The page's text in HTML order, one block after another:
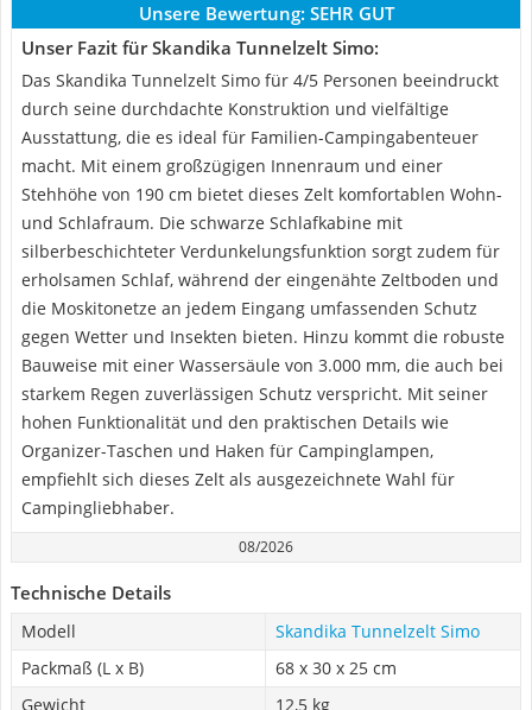
Unsere Bewertung: SEHR GUT
Unser Fazit für Skandika Tunnelzelt Simo:
Das Skandika Tunnelzelt Simo für 4/5 Personen beeindruckt
durch seine durchdachte Konstruktion und vielfältige
Ausstattung, die es ideal für Familien-Campingabenteuer
macht. Mit einem großzügigen Innenraum und einer
Stehhöhe von 190 cm bietet dieses Zelt komfortablen Wohn-
und Schlafraum. Die schwarze Schlafkabine mit
silberbeschichteter Verdunkelungsfunktion sorgt zudem für
erholsamen Schlaf, während der eingenähte Zeltboden und
die Moskitonetze an jedem Eingang umfassenden Schutz
gegen Wetter und Insekten bieten. Hinzu kommt die robuste
Bauweise mit einer Wassersäule von 3.000 mm, die auch bei
starkem Regen zuverlässigen Schutz verspricht. Mit seiner
hohen Funktionalität und den praktischen Details wie
Organizer-Taschen und Haken für Campinglampen,
empfiehlt sich dieses Zelt als ausgezeichnete Wahl für
Campingliebhaber.
08/2026
Technische Details
Modell
Skandika Tunnelzelt Simo
Packmaß (L x B)
68 x 30 x 25 cm
Gewicht
12,5 kg